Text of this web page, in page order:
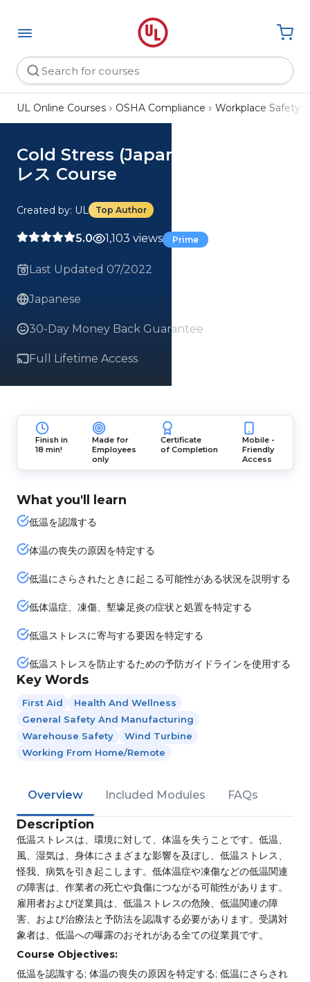
UL Online Courses OSHA Compliance Workplace Safety
Cold Stress (Japanese) 低温スト
レス Course
Created by: UL Top Author
5.0 1,103 views Prime
Last Updated 07/2022
Japanese
30-Day Money Back Guarantee
Full Lifetime Access
Finish in
18 min!
Made for
Employees
only
Certificate
of Completion
Mobile -
Friendly
Access
What you'll learn
低温を認識する
体温の喪失の原因を特定する
低温にさらされたときに起こる可能性がある状況を説明する
低体温症、凍傷、塹壕足炎の症状と処置を特定する
低温ストレスに寄与する要因を特定する
低温ストレスを防止するための予防ガイドラインを使用する
Key Words
First Aid
Health And Wellness
General Safety And Manufacturing
Warehouse Safety
Wind Turbine
Working From Home/Remote
Overview Included Modules FAQs
Description
低温ストレスは、環境に対して、体温を失うことです。低温、
風、湿気は、身体にさまざまな影響を及ぼし、低温ストレス、
怪我、病気を引き起こします。低体温症や凍傷などの低温関連
の障害は、作業者の死亡や負傷につながる可能性があります。
雇用者および従業員は、低温ストレスの危険、低温関連の障
害、および治療法と予防法を認識する必要があります。受講対
象者は、低温への曝露のおそれがある全ての従業員です。
Course Objectives:
低温を認識する; 体温の喪失の原因を特定する; 低温にさらされ